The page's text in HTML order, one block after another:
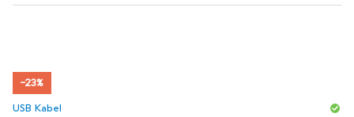
−23%
USB Kabel